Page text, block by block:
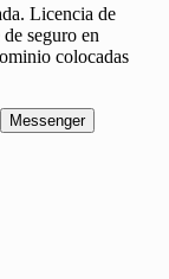
Licencia de
seguro en
colocadas
Messenger